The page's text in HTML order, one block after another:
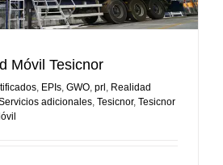
Móvil Tesicnor
, EPIs, GWO, prl, Realidad
adicionales, Tesicnor, Tesicnor